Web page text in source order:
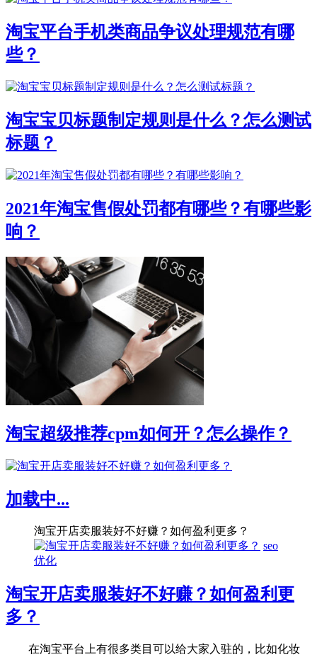
淘宝平台手机类商品争议处理规范有哪
些？
淘宝宝贝标题制定规则是什么？怎么测试
标题？
2021年淘宝售假处罚都有哪些？有哪些影
响？
淘宝超级推荐cpm如何开？怎么操作？
加载中...
淘宝开店卖服装好不好赚？如何盈利更多？
seo
优化
淘宝开店卖服装好不好赚？如何盈利更
多？
在淘宝平台上有很多类目可以给大家入驻的，比如化妆